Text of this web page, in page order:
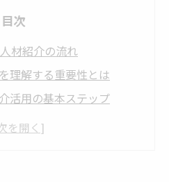
目次
材紹介の流れ
理解する重要性とは
活用の基本ステップ
率を高めるコツ